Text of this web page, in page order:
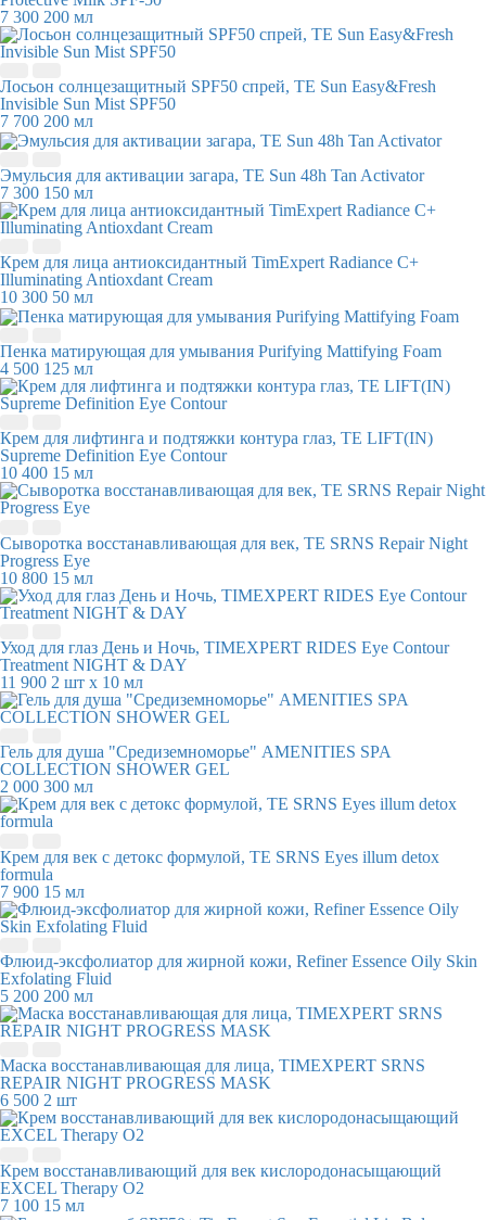
7 300 200 мл
Лосьон солнцезащитный SPF50 спрей, TE Sun Easy&Fresh
Invisible Sun Mist SPF50
7 700 200 мл
Эмульсия для активации загара, TE Sun 48h Tan Activator
7 300 150 мл
Крем для лица антиоксидантный TimExpert Radiance C+
Illuminating Antioxdant Cream
10 300 50 мл
Пенка матирующая для умывания Purifying Mattifying Foam
4 500 125 мл
Крем для лифтинга и подтяжки контура глаз, TE LIFT(IN)
Supreme Definition Eye Contour
10 400 15 мл
Сыворотка восстанавливающая для век, TE SRNS Repair Night
Progress Eye
10 800 15 мл
Уход для глаз День и Ночь, TIMEXPERT RIDES Eye Contour
Treatment NIGHT & DAY
11 900 2 шт x 10 мл
Гель для душа "Средиземноморье" AMENITIES SPA
COLLECTION SHOWER GEL
2 000 300 мл
Крем для век с детокс формулой, TE SRNS Eyes illum detox
formula
7 900 15 мл
Флюид-эксфолиатор для жирной кожи, Refiner Essence Oily Skin
Exfolating Fluid
5 200 200 мл
Маска восстанавливающая для лица, TIMEXPERT SRNS
REPAIR NIGHT PROGRESS MASK
6 500 2 шт
Крем восстанавливающий для век кислородонасыщающий
EXCEL Therapy O2
7 100 15 мл